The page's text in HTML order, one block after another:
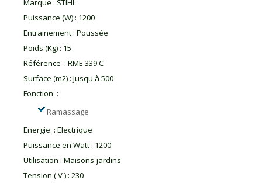
Marque : STIHL
Puissance (W) : 1200
Entrainement : Poussée
Poids (Kg) : 15
Référence : RME 339 C
Surface (m2) : Jusqu'à 500
Fonction :
Ramassage
Energie : Electrique
Puissance en Watt : 1200
Utilisation : Maisons-jardins
Tension ( V ) : 230